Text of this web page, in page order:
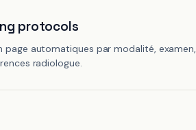
protocols
page automatiques par modalité, examen,
radiologue.